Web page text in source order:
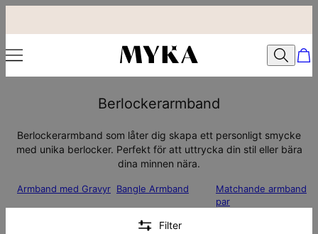
Berlockerarmband
Berlockerarmband som låter dig skapa ett personligt smycke
med unika berlocker. Perfekt för att uttrycka din stil eller bära
dina minnen nära.
Armband med Gravyr Bangle Armband
Matchande armband
par
Filter